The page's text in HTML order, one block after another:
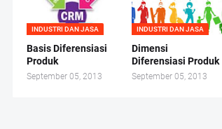
INDUSTRI DAN JASA
Basis Diferensiasi
Produk
September 05, 2013
INDUSTRI DAN JASA
Dimensi
Diferensiasi Produk
September 05, 2013